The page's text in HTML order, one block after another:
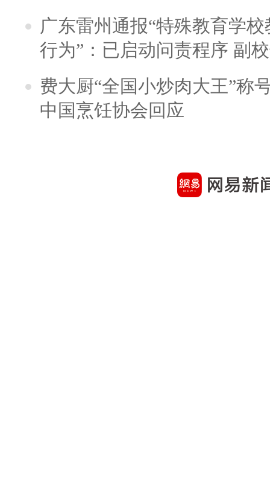
广东雷州通报“特殊教育学
行为”：已启动问责程序 副
费大厨“全国小炒肉大王”称
中国烹饪协会回应